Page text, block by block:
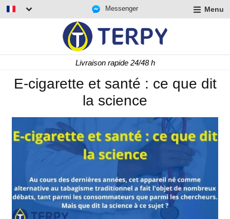
Messenger Menu
Livraison rapide 24/48 h
E-cigarette et santé : ce que dit
la science